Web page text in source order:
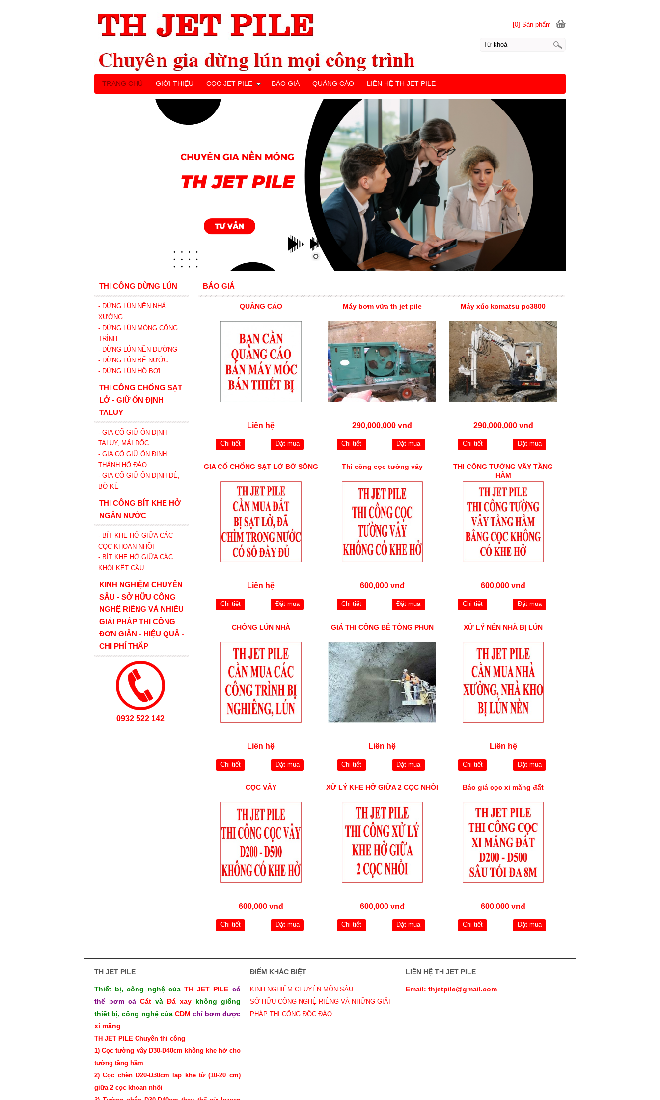
BÁO GIÁ
QUẢNG CÁO
Liên hệ
Chi tiết Đặt mua
Máy bơm vữa th jet pile
290,000,000 vnđ
Chi tiết Đặt mua
Máy xúc komatsu pc3800
290,000,000 vnđ
Chi tiết Đặt mua
GIA CỐ CHỐNG SẠT LỞ BỜ SÔNG
Liên hệ
Chi tiết Đặt mua
Thi công cọc tường vây
600,000 vnđ
Chi tiết Đặt mua
THI CÔNG TƯỜNG VÂY TẦNG
HẦM
600,000 vnđ
Chi tiết Đặt mua
CHỐNG LÚN NHÀ
Liên hệ
Chi tiết Đặt mua
GIÁ THI CÔNG BÊ TÔNG PHUN
Liên hệ
Chi tiết Đặt mua
XỬ LÝ NỀN NHÀ BỊ LÚN
Liên hệ
Chi tiết Đặt mua
CỌC VÂY
600,000 vnđ
Chi tiết Đặt mua
XỬ LÝ KHE HỞ GIỮA 2 CỌC NHỒI
600,000 vnđ
Chi tiết Đặt mua
Báo giá cọc xi măng đất
600,000 vnđ
Chi tiết Đặt mua
THI CÔNG DỪNG LÚN
- DỪNG LÚN NỀN NHÀ
XƯỞNG
- DỪNG LÚN MÓNG CÔNG
TRÌNH
- DỪNG LÚN NỀN ĐƯỜNG
- DỪNG LÚN BỂ NƯỚC
- DỪNG LÚN HỒ BƠI
THI CÔNG CHỐNG SẠT
LỞ - GIỮ ỔN ĐỊNH
TALUY
- GIA CỐ GIỮ ỔN ĐỊNH
TALUY, MÁI DỐC
- GIA CỐ GIỮ ỔN ĐỊNH
THÀNH HỐ ĐÀO
- GIA CỐ GIỮ ỔN ĐỊNH ĐÊ,
BỜ KÈ
THI CÔNG BÍT KHE HỞ
NGĂN NƯỚC
- BÍT KHE HỞ GIỮA CÁC
CỌC KHOAN NHỒI
- BÍT KHE HỞ GIỮA CÁC
KHỐI KẾT CẤU
KINH NGHIỆM CHUYÊN
SÂU - SỞ HỮU CÔNG
NGHỆ RIÊNG VÀ NHIỀU
GIẢI PHÁP THI CÔNG
ĐƠN GIẢN - HIỆU QUẢ -
CHI PHÍ THẤP
0932 522 142
[0] Sản phẩm
TRANG CHỦ GIỚI THIỆU CỌC JET PILE BÁO GIÁ QUẢNG CÁO LIÊN HỆ TH JET PILE
TH JET PILE
Thiết bị, công nghệ của TH JET PILE có
thể bơm cả Cátvà Đá xaykhông giống
thiết bị, công nghệ của CDMchỉ bơm được
xi măng
TH JET PILE Chuyên thi công
1) Cọc tường vây D30-D40cm không khe hở cho
tường tầng hầm
2) Cọc chèn D20-D30cm lấp khe từ (10-20 cm)
giữa 2 cọc khoan nhồi
ĐIỂM KHÁC BIỆT
KINH NGHIỆM CHUYÊN MÔN SÂU
SỞ HỮU CÔNG NGHỆ RIÊNG VÀ NHỮNG GIẢI
PHÁP THI CÔNG ĐỘC ĐÁO
LIÊN HỆ TH JET PILE
Email: thjetpile@gmail.com